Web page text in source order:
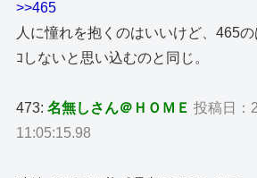
>>465
人に憧れを抱くのはいいけど、465
ｺしないと思い込むのと同じ。
473:名無しさん＠ＨＯＭＥ 投稿日：
11:05:15.98